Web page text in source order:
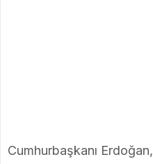
Cumhurbaşkanı